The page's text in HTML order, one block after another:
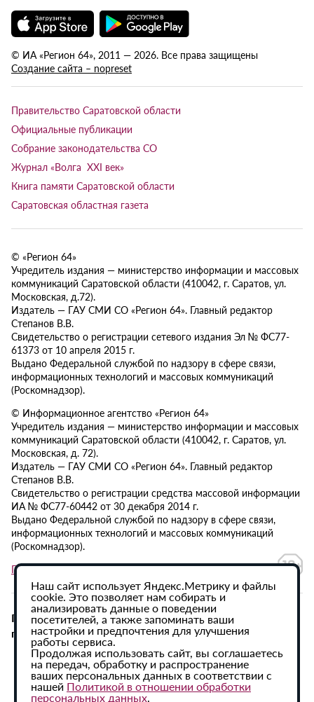
© ИА «Регион 64», 2011 — 2026. Все права защищены
Создание сайта – nopreset
Правительство Саратовской области
Официальные публикации
Собрание законодательства СО
Журнал «Волга XXI век»
Книга памяти Саратовской области
Саратовская областная газета
© «Регион 64»
Учредитель издания — министерство информации и массовых
коммуникаций Саратовской области (410042, г. Саратов, ул.
Московская, д.72).
Издатель — ГАУ СМИ СО «Регион 64». Главный редактор
Степанов В.В.
Свидетельство о регистрации сетевого издания Эл № ФС77-
61373 от 10 апреля 2015 г.
Выдано Федеральной службой по надзору в сфере связи,
информационных технологий и массовых коммуникаций
(Роскомнадзор).
© Информационное агентство «Регион 64»
Учредитель издания — министерство информации и массовых
коммуникаций Саратовской области (410042, г. Саратов, ул.
Московская, д. 72).
Издатель — ГАУ СМИ СО «Регион 64». Главный редактор
Степанов В.В.
Свидетельство о регистрации средства массовой информации
ИА № ФС77-60442 от 30 декабря 2014 г.
Выдано Федеральной службой по надзору в сфере связи,
информационных технологий и массовых коммуникаций
(Роскомнадзор).
Политика в отношении обработки персональных данных
При использовании материалов сайта активная
гиперссылка на ИА «Регион 64» обязательна.
Наш сайт использует Яндекс.Метрику и файлы
cookie. Это позволяет нам собирать и
анализировать данные о поведении
посетителей, а также запоминать ваши
настройки и предпочтения для улучшения
работы сервиса.
Продолжая использовать сайт, вы соглашаетесь
на передач, обработку и распространение
ваших персональных данных в соответствии с
нашей Политикой в отношении обработки
персональных данных.